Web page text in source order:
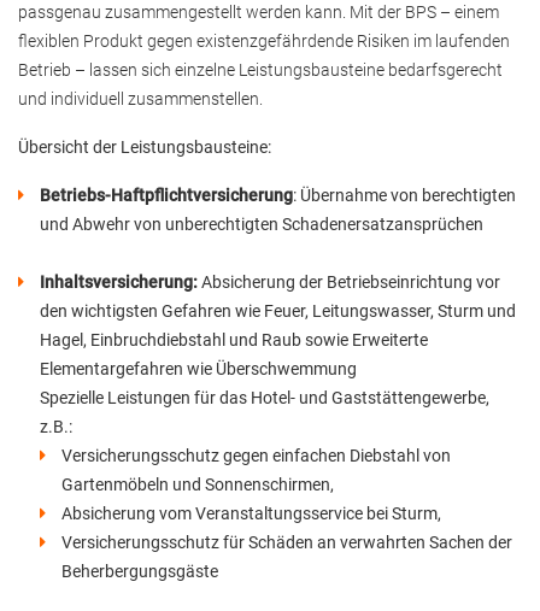
passgenau zusammengestellt werden kann. Mit der BPS – einem
flexiblen Produkt gegen existenzgefährdende Risiken im laufenden
Betrieb – lassen sich einzelne Leistungsbausteine bedarfsgerecht
und individuell zusammenstellen.
Übersicht der Leistungsbausteine:
Betriebs-Haftpflichtversicherung: Übernahme von berechtigten
und Abwehr von unberechtigten Schadenersatzansprüchen
Inhaltsversicherung:Absicherung der Betriebseinrichtung vor
den wichtigsten Gefahren wie Feuer, Leitungswasser, Sturm und
Hagel, Einbruchdiebstahl und Raub sowie Erweiterte
Elementargefahren wie Überschwemmung
Spezielle Leistungen für das Hotel- und Gaststättengewerbe,
z.B.:
Versicherungsschutz gegen einfachen Diebstahl von
Gartenmöbeln und Sonnenschirmen,
Absicherung vom Veranstaltungsservice bei Sturm,
Versicherungsschutz für Schäden an verwahrten Sachen der
Beherbergungsgäste